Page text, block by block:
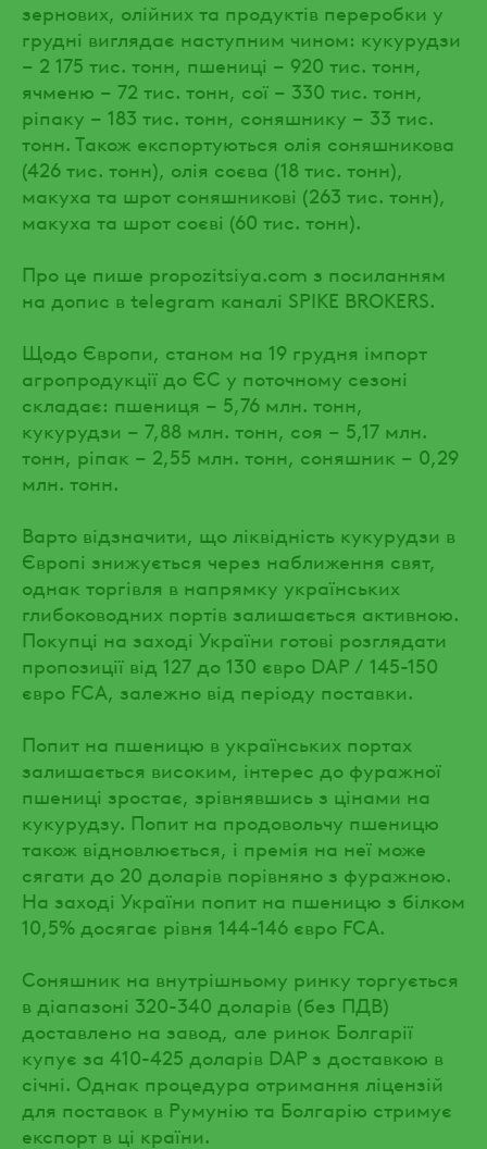
зернових, олійних та продуктів переробки у
грудні виглядає наступним чином: кукурудзи
– 2 175 тис. тонн, пшениці – 920 тис. тонн,
ячменю – 72 тис. тонн, сої – 330 тис. тонн,
ріпаку – 183 тис. тонн, соняшнику – 33 тис.
тонн. Також експортуються олія соняшникова
(426 тис. тонн), олія соєва (18 тис. тонн),
макуха та шрот соняшникові (263 тис. тонн),
макуха та шрот соєві (60 тис. тонн).
Про це пише propozitsiya.com з посиланням
на допис в telegram каналі SPIKE BROKERS.
Щодо Європи, станом на 19 грудня імпорт
агропродукції до ЄС у поточному сезоні
складає: пшениця – 5,76 млн. тонн,
кукурудзи – 7,88 млн. тонн, соя – 5,17 млн.
тонн, ріпак – 2,55 млн. тонн, соняшник – 0,29
млн. тонн.
Варто відзначити, що ліквідність кукурудзи в
Європі знижується через наближення свят,
однак торгівля в напрямку українських
глибоководних портів залишається активною.
Покупці на заході України готові розглядати
пропозиції від 127 до 130 євро DAP / 145-150
євро FCA, залежно від періоду поставки.
Попит на пшеницю в українських портах
залишається високим, інтерес до фуражної
пшениці зростає, зрівнявшись з цінами на
кукурудзу. Попит на продовольчу пшеницю
також відновлюється, і премія на неї може
сягати до 20 доларів порівняно з фуражною.
На заході України попит на пшеницю з білком
10,5% досягає рівня 144-146 євро FCA.
Соняшник на внутрішньому ринку торгується
в діапазоні 320-340 доларів (без ПДВ)
доставлено на завод, але ринок Болгарії
купує за 410-425 доларів DAP з доставкою в
січні. Однак процедура отримання ліцензій
для поставок в Румунію та Болгарію стримує
експорт в ці країни.